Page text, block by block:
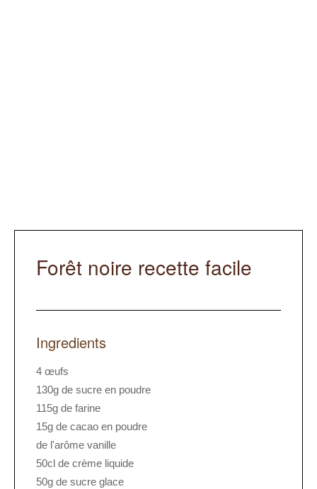
Forêt noire recette facile
Ingredients
4 œufs
130g de sucre en poudre
115g de farine
15g de cacao en poudre
de l'arôme vanille
50cl de crème liquide
50g de sucre glace